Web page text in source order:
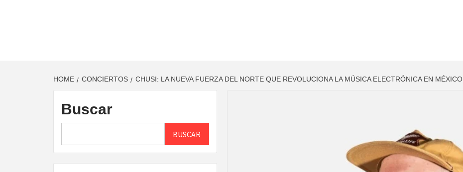
HOME CONCIERTOS CHUSI: LA NUEVA FUERZA DEL NORTE QUE REVOLUCIONA LA MÚSICA ELECTRÓNICA EN MÉXICO.
Buscar
BUSCAR